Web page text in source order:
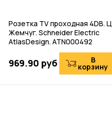
Розетка TV проходная 4DB.
Жемчуг. Schneider Electric
AtlasDesign. ATN000492
969.90 руб В
корзину